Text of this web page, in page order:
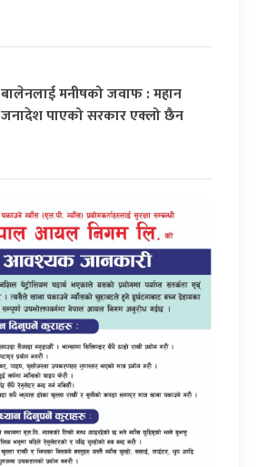
बालेनलाई मनीषको जवाफ : महान
जनादेश पाएको सरकार एक्लो छैन